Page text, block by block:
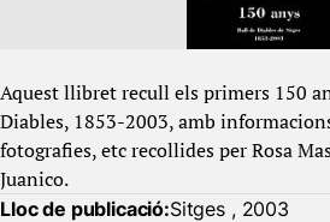
Aquest llibret recull els primers 150
Diables, 1853-2003, amb
fotografies, etc recollides per Rosa
Juanico.
Lloc de publicació:Sitges , 2003